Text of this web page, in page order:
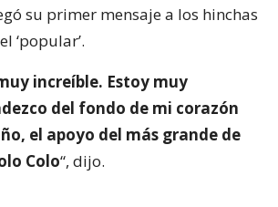
su primer mensaje a los hinchas
‘popular’.
increíble. Estoy muy
del fondo de mi corazón
el apoyo del más grande de
Colo“, dijo.